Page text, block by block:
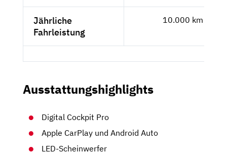
Jährliche
Fahrleistung
10.000 km
Ausstattungshighlights
Digital Cockpit Pro
Apple CarPlay und Android Auto
LED-Scheinwerfer